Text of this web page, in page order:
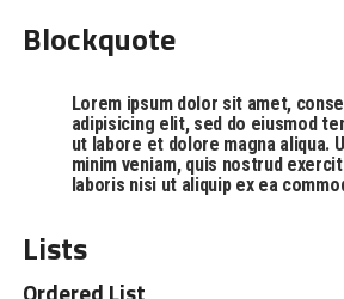
Blockquote
Lorem ipsum dolor sit amet,
adipisicing elit, sed do eiusmod
ut labore et dolore magna aliqua.
minim veniam, quis nostrud
laboris nisi ut aliquip ex ea
Lists